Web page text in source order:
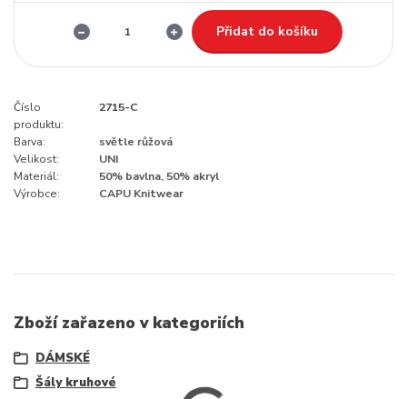
Přidat do košíku
Číslo
produktu:
2715-C
Barva:
světle růžová
Velikost:
UNI
Materiál:
50% bavlna, 50% akryl
Výrobce:
CAPU Knitwear
Zboží zařazeno v kategoriích
DÁMSKÉ
Šály kruhové